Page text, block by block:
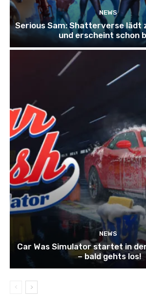
NEWS
Serious Sam: Shatterverse lädt
und erscheint schon
NEWS
Car Was Simulator startet in
– bald gehts los!